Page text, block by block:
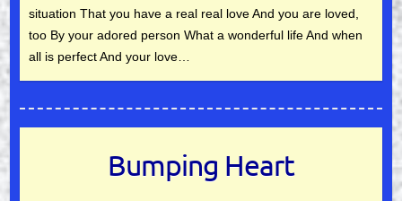
situation That you have a real real love And you are loved,
too By your adored person What a wonderful life And when
all is perfect And your love…
Bumping Heart